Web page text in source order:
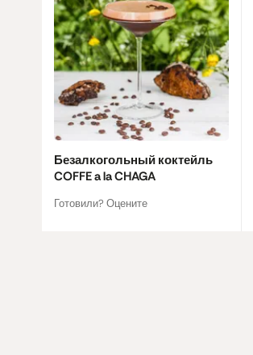
Безалкогольный коктейль
COFFE a la CHAGA
Готовили? Оцените